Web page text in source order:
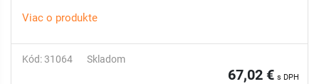
Doplnkové trysky pre postrekovač Hunter I-25 - # 13 svetlá
Doplnkové trysky pre postrekovač Hunter I-25 - #20 tmavá
Viac o produkte
Kód: 31064 Skladom
67,02 € s DPH